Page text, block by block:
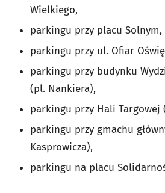
Wielkiego,
parkingu przy placu Solnym,
parkingu przy ul. Ofiar
parkingu przy budynku
(pl. Nankiera),
parkingu przy Hali Targowej
parkingu przy gmachu
Kasprowicza),
parkingu na placu